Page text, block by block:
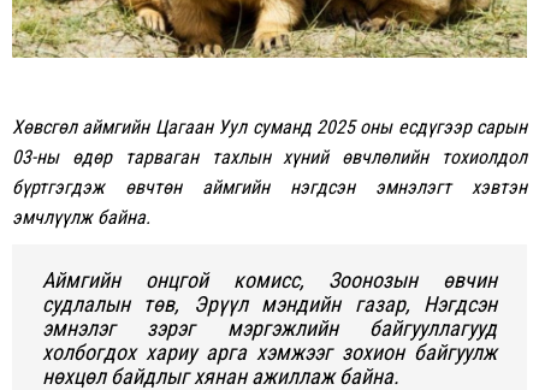
Хөвсгөл аймгийн Цагаан Уул суманд 2025 оны есдүгээр сарын
03-ны өдөр тарваган тахлын хүний өвчлөлийн тохиолдол
бүртгэгдэж өвчтөн аймгийн нэгдсэн эмнэлэгт хэвтэн
эмчлүүлж байна.
Аймгийн онцгой комисс, Зоонозын өвчин
судлалын төв, Эрүүл мэндийн газар, Нэгдсэн
эмнэлэг зэрэг мэргэжлийн байгууллагууд
холбогдох хариу арга хэмжээг зохион байгуулж
нөхцөл байдлыг хянан ажиллаж байна.